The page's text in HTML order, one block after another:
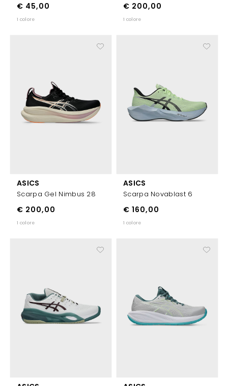
€ 45,00
1 colore
€ 200,00
1 colore
ASICS
Scarpa Gel Nimbus 28
€ 200,00
1 colore
ASICS
Scarpa Novablast 6
€ 160,00
1 colore